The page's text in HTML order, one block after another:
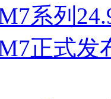
系列
正式发